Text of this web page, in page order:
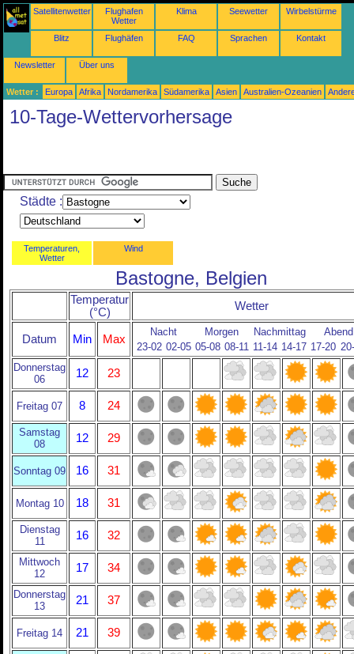
Satellitenwetter
Flughafen
Wetter
Klima Seewetter Wirbelstürme
Blitz Flughäfen FAQ Sprachen Kontakt
Newsletter Über uns
Wetter : Europa Afrika Nordamerika Südamerika Asien Australien-Ozeanien
10-Tage-Wettervorhersage
Städte :
Temperaturen,
Wetter
Wind
Bastogne, Belgien
Temperatur
(°C)
Wetter
Datum Min Max
Nacht Morgen Nachmittag
Abend
23-02 02-05 05-08 08-11 11-14 14-17 17-20
Donnerstag
06
12 23
Freitag 07 8 24
Samstag
08
12 29
Sonntag 09 16 31
Montag 10 18 31
Dienstag
11
16 32
Mittwoch
12
17 34
Donnerstag
13
21 37
Freitag 14 21 39